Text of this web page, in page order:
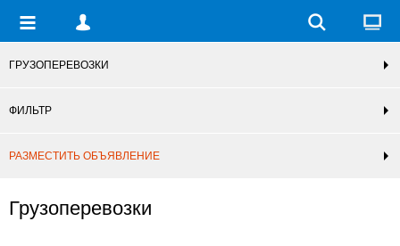
ГРУЗОПЕРЕВОЗКИ
ФИЛЬТР
РАЗМЕСТИТЬ ОБЪЯВЛЕНИЕ
Грузоперевозки